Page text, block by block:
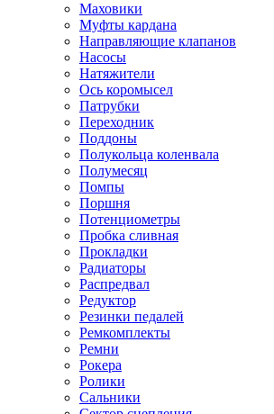
Маховики
Муфты кардана
Направляющие клапанов
Насосы
Натяжители
Ось коромысел
Патрубки
Переходник
Поддоны
Полукольца коленвала
Полумесяц
Помпы
Поршня
Потенциометры
Пробка сливная
Прокладки
Радиаторы
Распредвал
Редуктор
Резинки педалей
Ремкомплекты
Ремни
Рокера
Ролики
Сальники